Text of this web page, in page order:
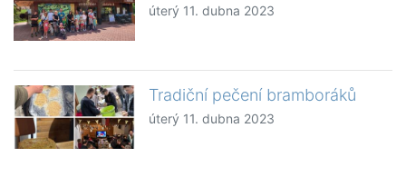
úterý 11. dubna 2023
Tradiční pečení bramboráků
úterý 11. dubna 2023